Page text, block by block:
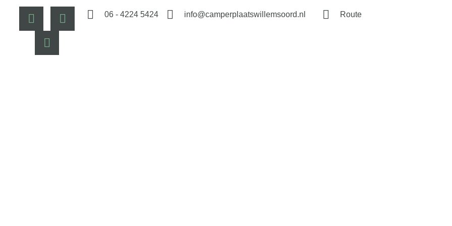
06 - 4224 5424 info@camperplaatswillemsoord.nl Route